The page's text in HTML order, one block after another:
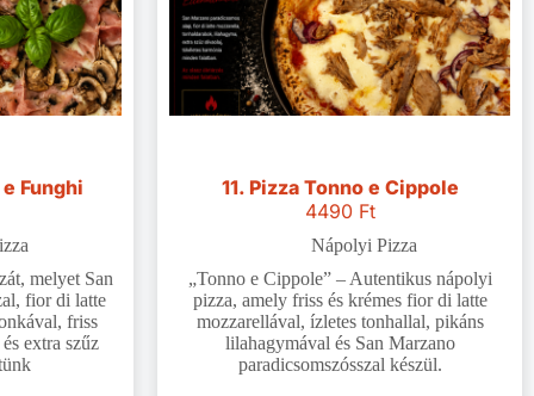
Funghi
melyet San
fior di latte
friss
extra szűz
11. Pizza Tonno e Cippole
4490 Ft
Nápolyi Pizza
„Tonno e Cippole” – Autentikus nápolyi
pizza, amely friss és krémes fior di latte
mozzarellával, ízletes tonhallal, pikáns
lilahagymával és San Marzano
paradicsomszósszal készül.